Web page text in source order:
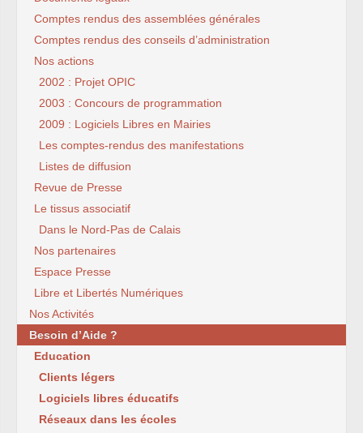
Comptes rendus des assemblées générales
Comptes rendus des conseils d’administration
Nos actions
2002 : Projet OPIC
2003 : Concours de programmation
2009 : Logiciels Libres en Mairies
Les comptes-rendus des manifestations
Listes de diffusion
Revue de Presse
Le tissus associatif
Dans le Nord-Pas de Calais
Nos partenaires
Espace Presse
Libre et Libertés Numériques
Nos Activités
Besoin d’Aide ?
Education
Clients légers
Logiciels libres éducatifs
Réseaux dans les écoles